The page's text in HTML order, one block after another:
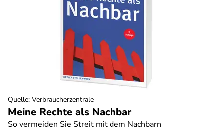
Meine Rechte als Nachbar
So vermeiden Sie Streit mit dem Nachbarn
Quelle: Verbraucherzentrale